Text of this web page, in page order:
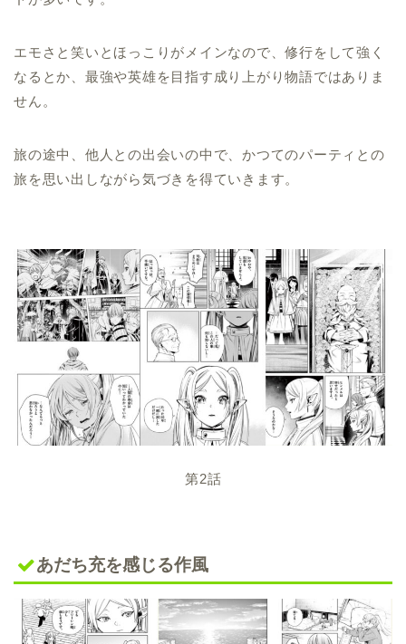
エモさと笑いとほっこりがメインなので、修行をして強く
なるとか、最強や英雄を目指す成り上がり物語ではありま
せん。
旅の途中、他人との出会いの中で、かつてのパーティとの
旅を思い出しながら気づきを得ていきます。
第2話
あだち充を感じる作風